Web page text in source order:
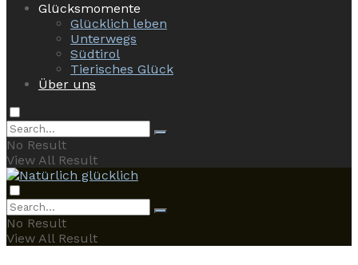
Glücksmomente
Glücklich leben
Unterwegs
Südtirol
Tierisches Glück
Über uns
No Result
View All Result
No Result
View All Result